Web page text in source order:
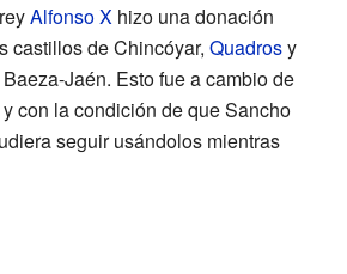
Alfonso X hizo una donación
castillos de Chincóyar, Quadrosy
Jaén. Esto fue a cambio de
con la condición de que Sancho
seguir usándolos mientras